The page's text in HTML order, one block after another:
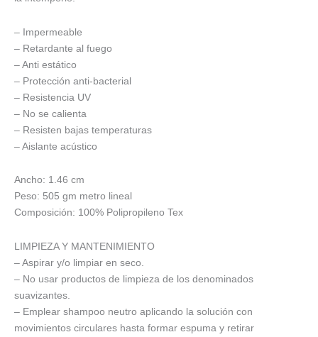
– Impermeable
– Retardante al fuego
– Anti estático
– Protección anti-bacterial
– Resistencia UV
– No se calienta
– Resisten bajas temperaturas
– Aislante acústico
Ancho: 1.46 cm
Peso: 505 gm metro lineal
Composición: 100% Polipropileno Tex
LIMPIEZA Y MANTENIMIENTO
– Aspirar y/o limpiar en seco.
– No usar productos de limpieza de los denominados
suavizantes.
– Emplear shampoo neutro aplicando la solución con
movimientos circulares hasta formar espuma y retirar